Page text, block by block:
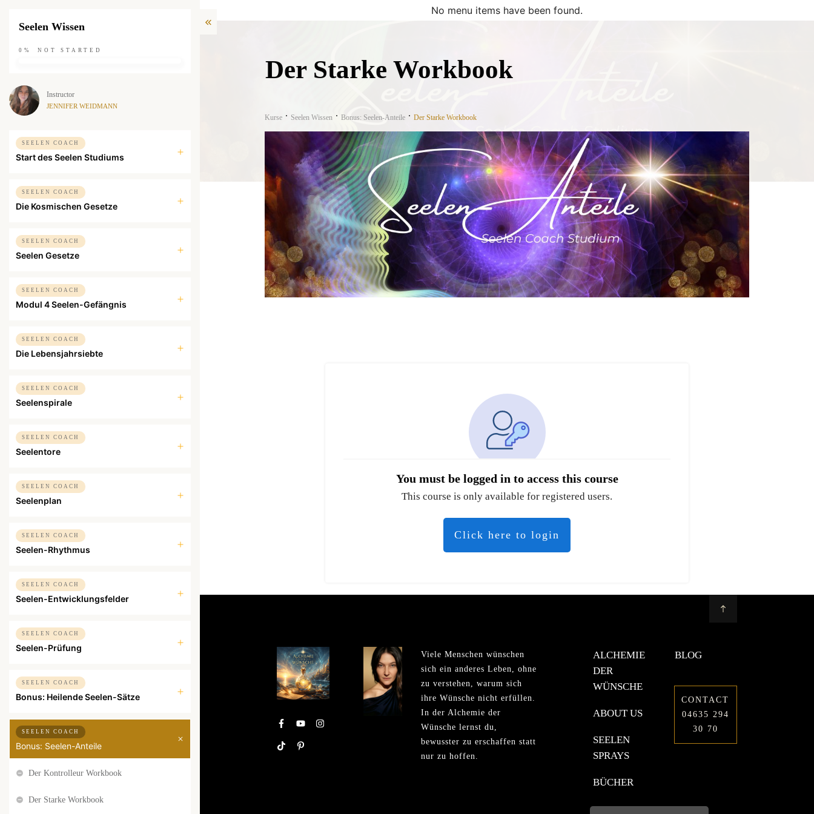
No menu items have been found.
Der Starke Workbook
Kurse Seelen Wissen Bonus: Seelen-Anteile Der Starke Workbook
You must be logged in to access this course
This course is only available for registered users.
Click here to login
Viele Menschen wünschen
sich ein anderes Leben, ohne
zu verstehen, warum sich
ihre Wünsche nicht erfüllen.
In der Alchemie der
Wünsche lernst du,
bewusster zu erschaffen statt
nur zu hoffen.
ALCHEMIE
DER
WÜNSCHE
ABOUT US
SEELEN
SPRAYS
BÜCHER
BLOG
CONTACT
04635 294
30 70
Seelen Wissen
0% NOT STARTED
Instructor
JENNIFER WEIDMANN
SEELEN COACH
Start des Seelen Studiums
SEELEN COACH
Die Kosmischen Gesetze
SEELEN COACH
Seelen Gesetze
SEELEN COACH
Modul 4 Seelen-Gefängnis
SEELEN COACH
Die Lebensjahrsiebte
SEELEN COACH
Seelenspirale
SEELEN COACH
Seelentore
SEELEN COACH
Seelenplan
SEELEN COACH
Seelen-Rhythmus
SEELEN COACH
Seelen-Entwicklungsfelder
SEELEN COACH
Seelen-Prüfung
SEELEN COACH
Bonus: Heilende Seelen-Sätze
SEELEN COACH
Bonus: Seelen-Anteile
Der Kontrolleur Workbook
Der Starke Workbook